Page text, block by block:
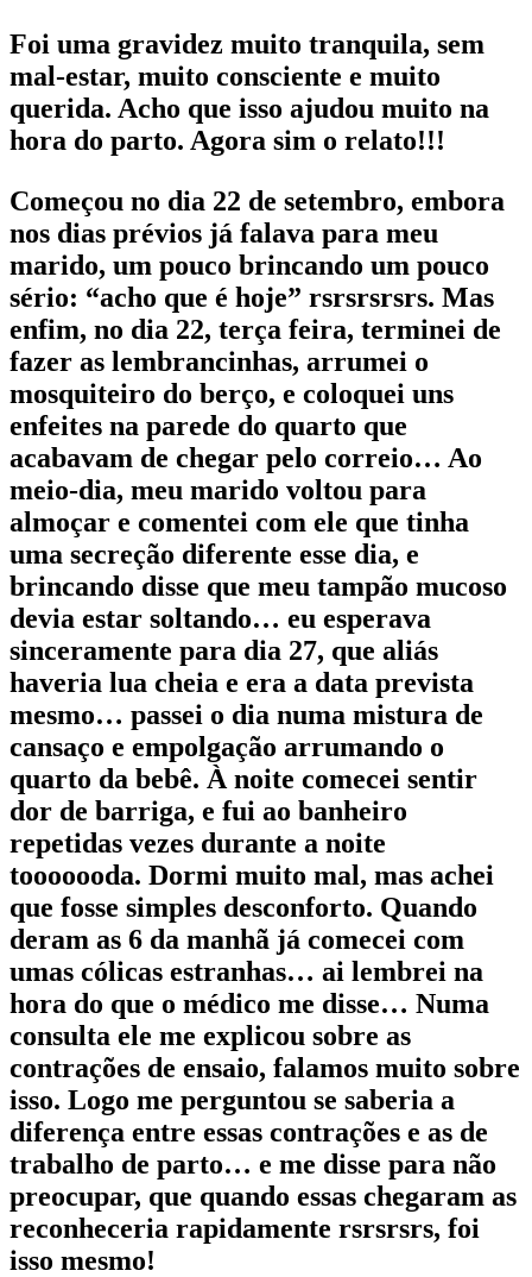
Foi uma gravidez muito tranquila, sem
mal-estar, muito consciente e muito
querida. Acho que isso ajudou muito na
hora do parto. Agora sim o relato!!!
Começou no dia 22 de setembro, embora
nos dias prévios já falava para meu
marido, um pouco brincando um pouco
sério: “acho que é hoje” rsrsrsrsrs. Mas
enfim, no dia 22, terça feira, terminei de
fazer as lembrancinhas, arrumei o
mosquiteiro do berço, e coloquei uns
enfeites na parede do quarto que
acabavam de chegar pelo correio… Ao
meio-dia, meu marido voltou para
almoçar e comentei com ele que tinha
uma secreção diferente esse dia, e
brincando disse que meu tampão mucoso
devia estar soltando… eu esperava
sinceramente para dia 27, que aliás
haveria lua cheia e era a data prevista
mesmo… passei o dia numa mistura de
cansaço e empolgação arrumando o
quarto da bebê. À noite comecei sentir
dor de barriga, e fui ao banheiro
repetidas vezes durante a noite
tooooooda. Dormi muito mal, mas achei
que fosse simples desconforto. Quando
deram as 6 da manhã já comecei com
umas cólicas estranhas… ai lembrei na
hora do que o médico me disse… Numa
consulta ele me explicou sobre as
contrações de ensaio, falamos muito sobre
isso. Logo me perguntou se saberia a
diferença entre essas contrações e as de
trabalho de parto… e me disse para não
preocupar, que quando essas chegaram as
reconheceria rapidamente rsrsrsrs, foi
isso mesmo!